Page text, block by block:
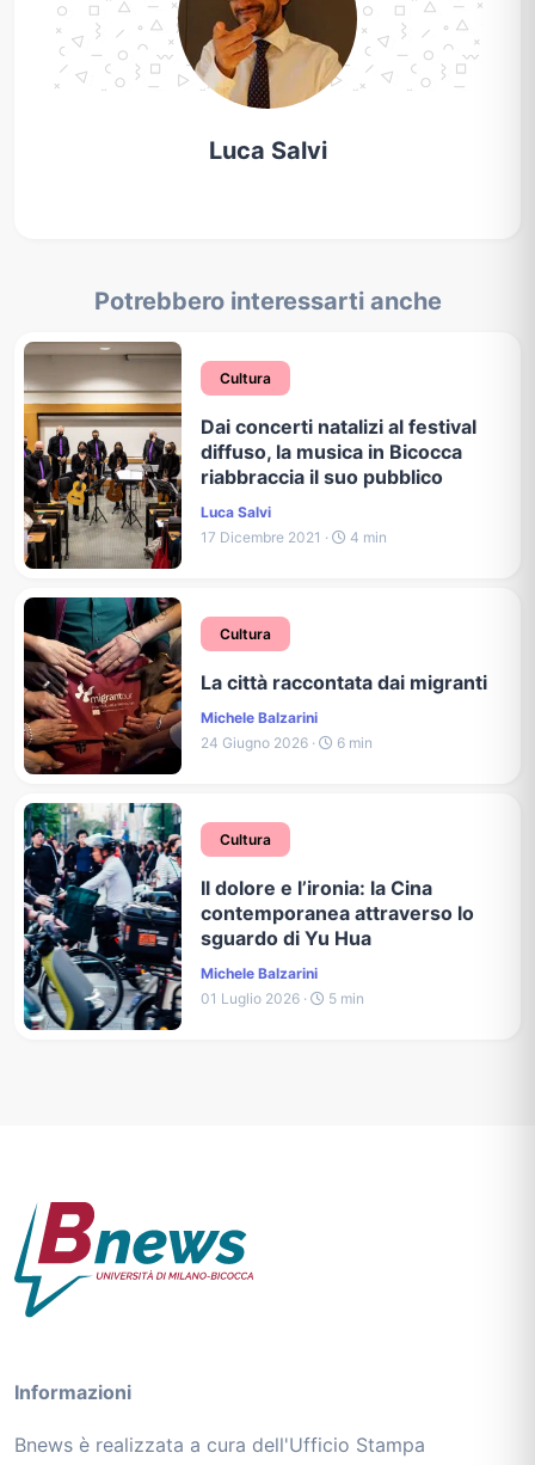
Luca Salvi
Potrebbero interessarti anche
Cultura
Dai concerti natalizi al festival
diffuso, la musica in Bicocca
riabbraccia il suo pubblico
Luca Salvi
17 Dicembre 2021 ·
4 min
Cultura
La città raccontata dai migranti
Michele Balzarini
24 Giugno 2026 ·
6 min
Cultura
Il dolore e l’ironia: la Cina
contemporanea attraverso lo
sguardo di Yu Hua
Michele Balzarini
01 Luglio 2026 ·
5 min
Informazioni
Bnews è realizzata a cura dell'Ufficio Stampa